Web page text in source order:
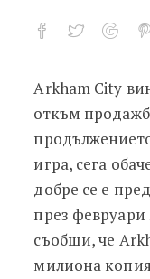
Batman:
Arkham City
откъм
игра, сега
добре се е
през февруари
съобщи, че
милиона